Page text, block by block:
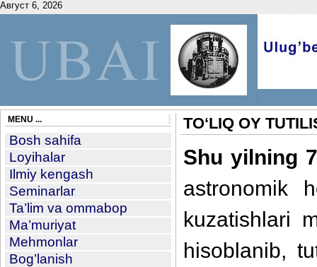
Август 6, 2026
MENU ...
Bosh sahifa
Loyihalar
Ilmiy kengash
Seminarlar
Ta’lim va ommabop
Ma’muriyat
Mehmonlar
Bog’lanish
TO‘LIQ OY
Shu yilning
astronomik
kuzatishlari
hisoblanib,